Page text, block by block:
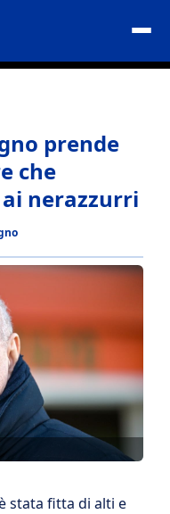
prende
che
nerazzurri
stata fitta di alti e